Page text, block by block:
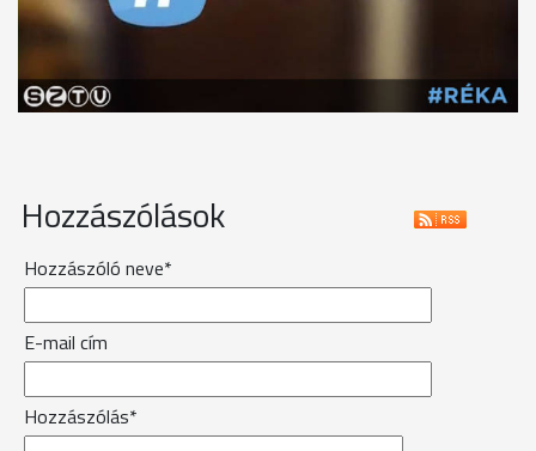
Hozzászólások
Hozzászóló neve*
E-mail cím
Hozzászólás*